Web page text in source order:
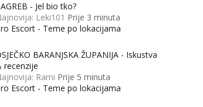
- Jel bio tko?
Leki101 Prije 3 minuta
Escort - Teme po lokacijama
BARANJSKA ŽUPANIJA - Iskustva
recenzije
Rami Prije 5 minuta
Escort - Teme po lokacijama